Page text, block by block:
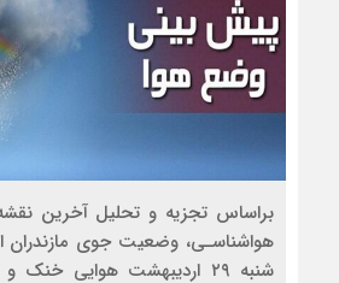
براساس تجزیه و تحلیل آخرین
شنبه ۲۹ اردیبهشت هوایی